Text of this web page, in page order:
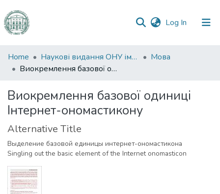
Log In (current)
Communities
&
All of DSpace
Statistics
Home Наукові видання ОНУ імені І. І. Мечникова
Мова
Виокремлення базової одиниці Інтернет-ономастикону
Виокремлення базової одиниці
Інтернет-ономастикону
Alternative Title
Выделение базовой единицы интернет-ономастикона
Singling out the basic element of the Internet onomasticon